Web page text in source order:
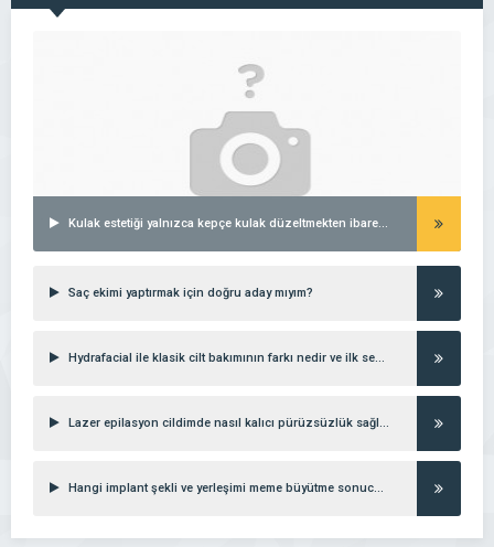
GÖR
Kulak estetiği yalnızca kepçe kulak düzeltmekten ibaret midir?
Saç ekimi yaptırmak için doğru aday mıyım?
Hydrafacial ile klasik cilt bakımının farkı nedir ve ilk seanstan ne beklemeliyim?
Lazer epilasyon cildimde nasıl kalıcı pürüzsüzlük sağlar?
Hangi implant şekli ve yerleşimi meme büyütme sonucunu en doğal gösterir?